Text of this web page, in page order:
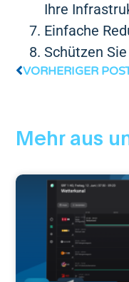
Ihre
Einfache
Schützen
VORHERIGER
Mehr aus